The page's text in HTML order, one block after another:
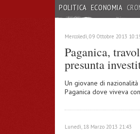
POLITICA ECONOMIA
Mercoledì, 09 Ottobre 2013
Paganica,
presunta
Un giovane di
Paganica dove viveva
Lunedì, 18 Marzo 2013 21:43